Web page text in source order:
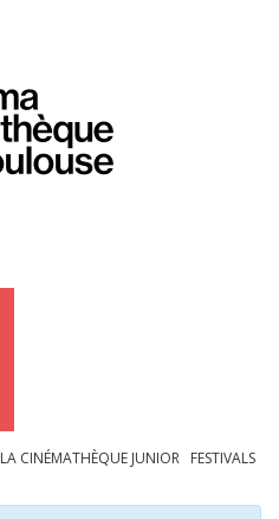
LA CINÉMATHÈQUE JUNIOR FESTIVALS